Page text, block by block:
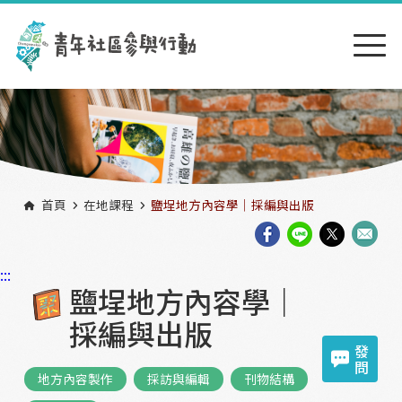
跳到主要內容區塊
首頁 在地課程 鹽埕地方內容學｜採編與出版
:::
鹽埕地方內容學｜
採編與出版
地方內容製作 採訪與編輯 刊物結構
發
問